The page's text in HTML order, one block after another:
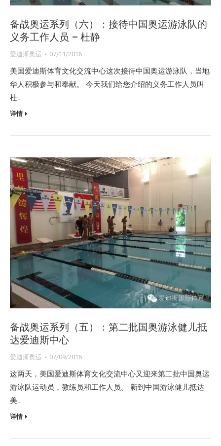
备战奥运系列（六）：接待中国奥运游泳队的
义务工作人员 – 杜静
爱迪斯奥运 07/11/2016
美国爱迪斯体育文化交流中心这次接待中国奥运游泳队，当地
华人积极参与和奉献。 今天我们给您介绍的义务工作人员叫
杜…
详情
备战奥运系列（五）：第二批国奥游泳健儿抵
达爱迪斯中心
爱迪斯奥运 07/09/2016
这两天，美国爱迪斯体育文化交流中心又迎来第二批中国奥运
游泳队运动员，教练员和工作人员。 新到中国游泳健儿抵达
美…
详情